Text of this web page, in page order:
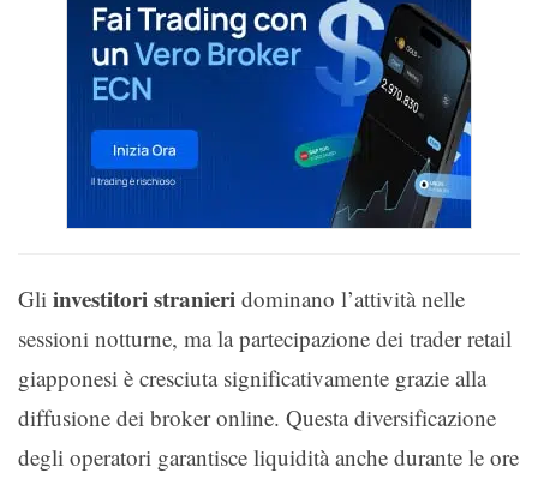
Gli investitori stranieri dominano l’attività nelle
sessioni notturne, ma la partecipazione dei trader retail
giapponesi è cresciuta significativamente grazie alla
diffusione dei broker online. Questa diversificazione
degli operatori garantisce liquidità anche durante le ore